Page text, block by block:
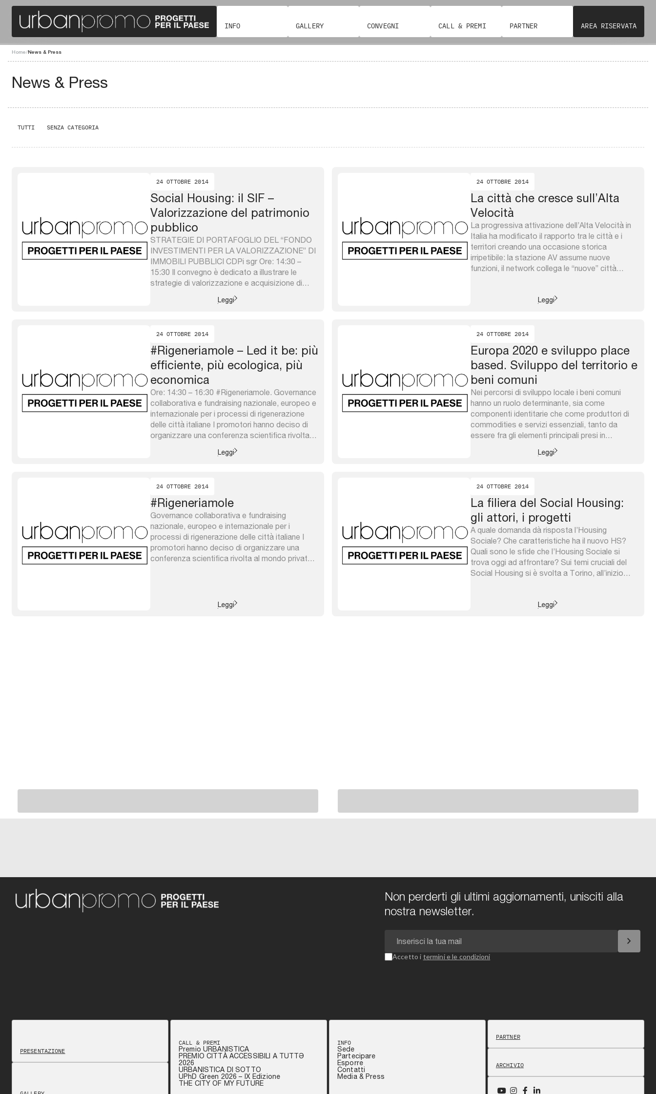
INFO GALLERY CONVEGNI CALL & PREMI PARTNER AREA RISERVATA
Home/News & Press
News & Press
TUTTI SENZA CATEGORIA
24 OTTOBRE 2014
Social Housing: il SIF –
Valorizzazione del patrimonio
pubblico
STRATEGIE DI PORTAFOGLIO DEL “FONDO
INVESTIMENTI PER LA VALORIZZAZIONE” DI
IMMOBILI PUBBLICI CDPi sgr Ore: 14:30 –
15:30 Il convegno è dedicato a illustrare le
strategie di valorizzazione e acquisizione di
immobili pubblici del FIV – Fondo Investimenti
per la Valorizzazione, gestito da CDP
Leggi
24 OTTOBRE 2014
La città che cresce sull’Alta
Velocità
La progressiva attivazione dell’Alta Velocità in
Italia ha modificato il rapporto tra le città e i
territori creando una occasione storica
irripetibile: la stazione AV assume nuove
funzioni, il network collega le “nuove” città
strategiche. Si espongono 3 esempi di progetti
Leggi
24 OTTOBRE 2014
#Rigeneriamole – Led it be: più
efficiente, più ecologica, più
economica
Ore: 14:30 – 16:30 #Rigeneriamole. Governance
collaborativa e fundraising nazionale, europeo e
internazionale per i processi di rigenerazione
delle città italiane I promotori hanno deciso di
organizzare una conferenza scientifica rivolta al
mondo privato, ai centri di ricerca e formazione
che si interessano di questioni urbane, ai centri
Leggi
24 OTTOBRE 2014
Europa 2020 e sviluppo place
based. Sviluppo del territorio e
beni comuni
Nei percorsi di sviluppo locale i beni comuni
hanno un ruolo determinante, sia come
componenti identitarie che come produttori di
commodities e servizi essenziali, tanto da
essere fra gli elementi principali presi in
considerazione nelle scelte localizzative delle
imprese. Inoltre essi hanno la caratteristica di
Leggi
24 OTTOBRE 2014
#Rigeneriamole
Governance collaborativa e fundraising
nazionale, europeo e internazionale per i
processi di rigenerazione delle città italiane I
promotori hanno deciso di organizzare una
conferenza scientifica rivolta al mondo privato,
impresa, al mondo finanziario, alle ...
Leggi
24 OTTOBRE 2014
La filiera del Social Housing:
gli attori, i progetti
A quale domanda dà risposta l’Housing
Sociale? Che caratteristiche ha il nuovo HS?
Quali sono le sfide che l’Housing Sociale si
trova oggi ad affrontare? Sui temi cruciali del
Social Housing si è svolta a Torino, all’inizio
specialistico. Nella prima parte dell’odierno
Leggi
Non perderti gli ultimi aggiornamenti, unisciti alla
nostra newsletter.
chevron_right
Accetto i termini e le condizioni
PRESENTAZIONE
CALL & PREMI
Premio URBANISTICA
PREMIO CITTÀ ACCESSIBILI A TUTTƏ
2026
URBANISTICA DI SOTTO
UPhD Green 2026 – IX Edizione
THE CITY OF MY FUTURE
INFO
Sede
Partecipare
Esporre
Contatti
Media & Press
PARTNER
ARCHIVIO